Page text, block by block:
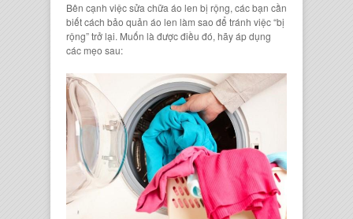
Bên cạnh việcsửa chữa áo len bị rộng, các bạn cần
biếtcách bảo quản áo len làm sao để tránh việc “bị
rộng” trở lại. Muốn là được điều đó, hãy áp dụng
các mẹo sau: